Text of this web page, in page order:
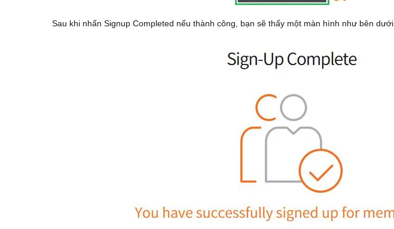
Sau khi nhấn Signup Completed nếu thành công, bạn sẽ thấy một màn hình như bên dưới.